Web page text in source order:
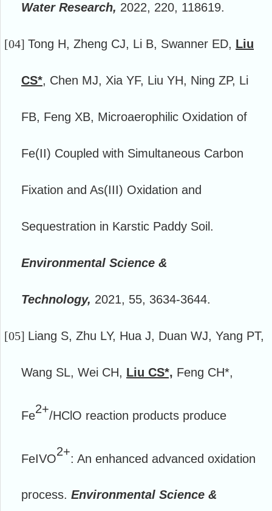
Water Research, 2022, 220, 118619.
[04] Tong H, Zheng CJ, Li B, Swanner ED, Liu
CS*, Chen MJ, Xia YF, Liu YH, Ning ZP, Li
FB, Feng XB, Microaerophilic Oxidation of
Fe(II) Coupled with Simultaneous Carbon
Fixation and As(III) Oxidation and
Sequestration in Karstic Paddy Soil.
Environmental Science &
Technology, 2021, 55, 3634-3644.
[05] Liang S, Zhu LY, Hua J, Duan WJ, Yang PT,
Wang SL, Wei CH, Liu CS*, Feng CH*,
Fe2+/HClO reaction products produce
FeIVO2+: An enhanced advanced oxidation
process. Environmental Science &